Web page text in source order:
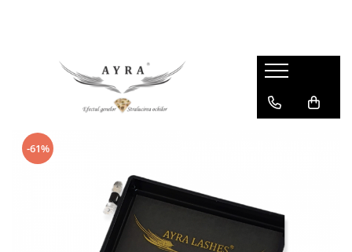
Individuale - 20 linii
Individuale - 6 linii
Mix - 20 linii
Mix - 6 linii
Ombre individuale - 6 linii
-61%